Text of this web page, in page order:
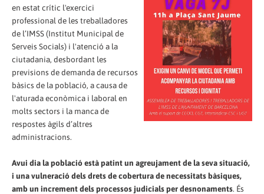
en estat crític l'exercici
professional de les treballadores
de l’IMSS (Institut Municipal de
Serveis Socials) i l'atenció a la
ciutadania, desbordant les
previsions de demanda de recursos
bàsics de la població, a causa de
l'aturada econòmica i laboral en
molts sectors i la manca de
respostes àgils d’altres
administracions.
Avui dia la població està patint un agreujament de la seva situació,
i una vulneració dels drets de cobertura de necessitats bàsiques,
amb un increment dels processos judicials per desnonaments. És